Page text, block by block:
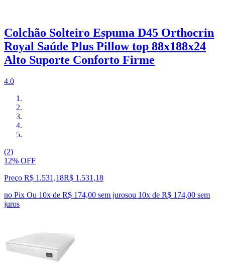
Colchão Solteiro Espuma D45 Orthocrin
Royal Saúde Plus Pillow top 88x188x24
Alto Suporte Conforto Firme
4.0
(2)
12% OFF
Preço R$ 1.531,18R$ 1.531 ,18
no Pix Ou 10x de R$ 174,00 sem jurosou 10x de R$ 174,00 sem
juros